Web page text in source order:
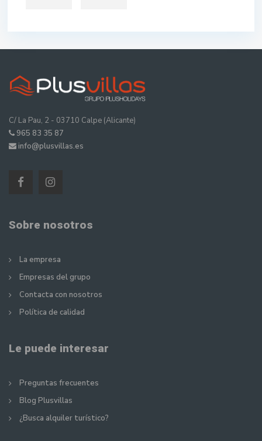
C/ La Pau, 2 - 03710 Calpe (Alicante)
965 83 35 87
info@plusvillas.es
Sobre nosotros
La empresa
Empresas del grupo
Contacta con nosotros
Política de calidad
Le puede interesar
Preguntas frecuentes
Blog Plusvillas
¿Busca alquiler turístico?